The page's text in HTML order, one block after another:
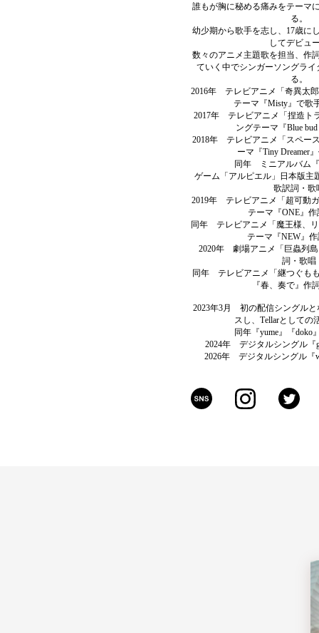
誰もが胸に秘める痛みをテーマ
る。
幼少期から歌手を志し、17歳に
してデビュ
数々のアニメ主題歌を担当、作
ていく中でシンガーソングラ
る。
2016年 テレビアニメ「奇異太
テーマ『Misty』で歌
2017年 テレビアニメ「捏造ト
ングテーマ『Blue
2018年 テレビアニメ「スペー
ーマ『Tiny Dreamer
同年 ミニアルバム
ゲーム「アルピエル」日本版主
歌訳詞・歌
2019年 テレビアニメ「超可動
テーマ『ONE』作
同年 テレビアニメ「魔王様、
テーマ『NEW』
2020年 劇場アニメ「巨蟲列島
詞・歌唱
同年 テレビアニメ「継つぐも
『春、奏で』作
2023年3月 初の配信シングルと
スし、Tellarとしての
同年『yume』『doko
2024年 デジタルシングル『
2026年 デジタルシングル『